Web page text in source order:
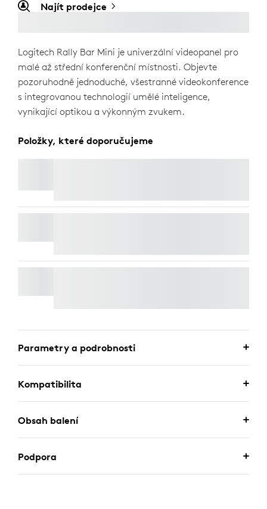
Najít prodejce
Logitech Rally Bar Mini je univerzální videopanel pro
malé až střední konferenční místnosti. Objevte
pozoruhodně jednoduché, všestranné videokonference
s integrovanou technologií umělé inteligence,
vynikající optikou a výkonným zvukem.
Položky, které doporučujeme
Parametry a podrobnosti
Kompatibilita
Obsah balení
Podpora